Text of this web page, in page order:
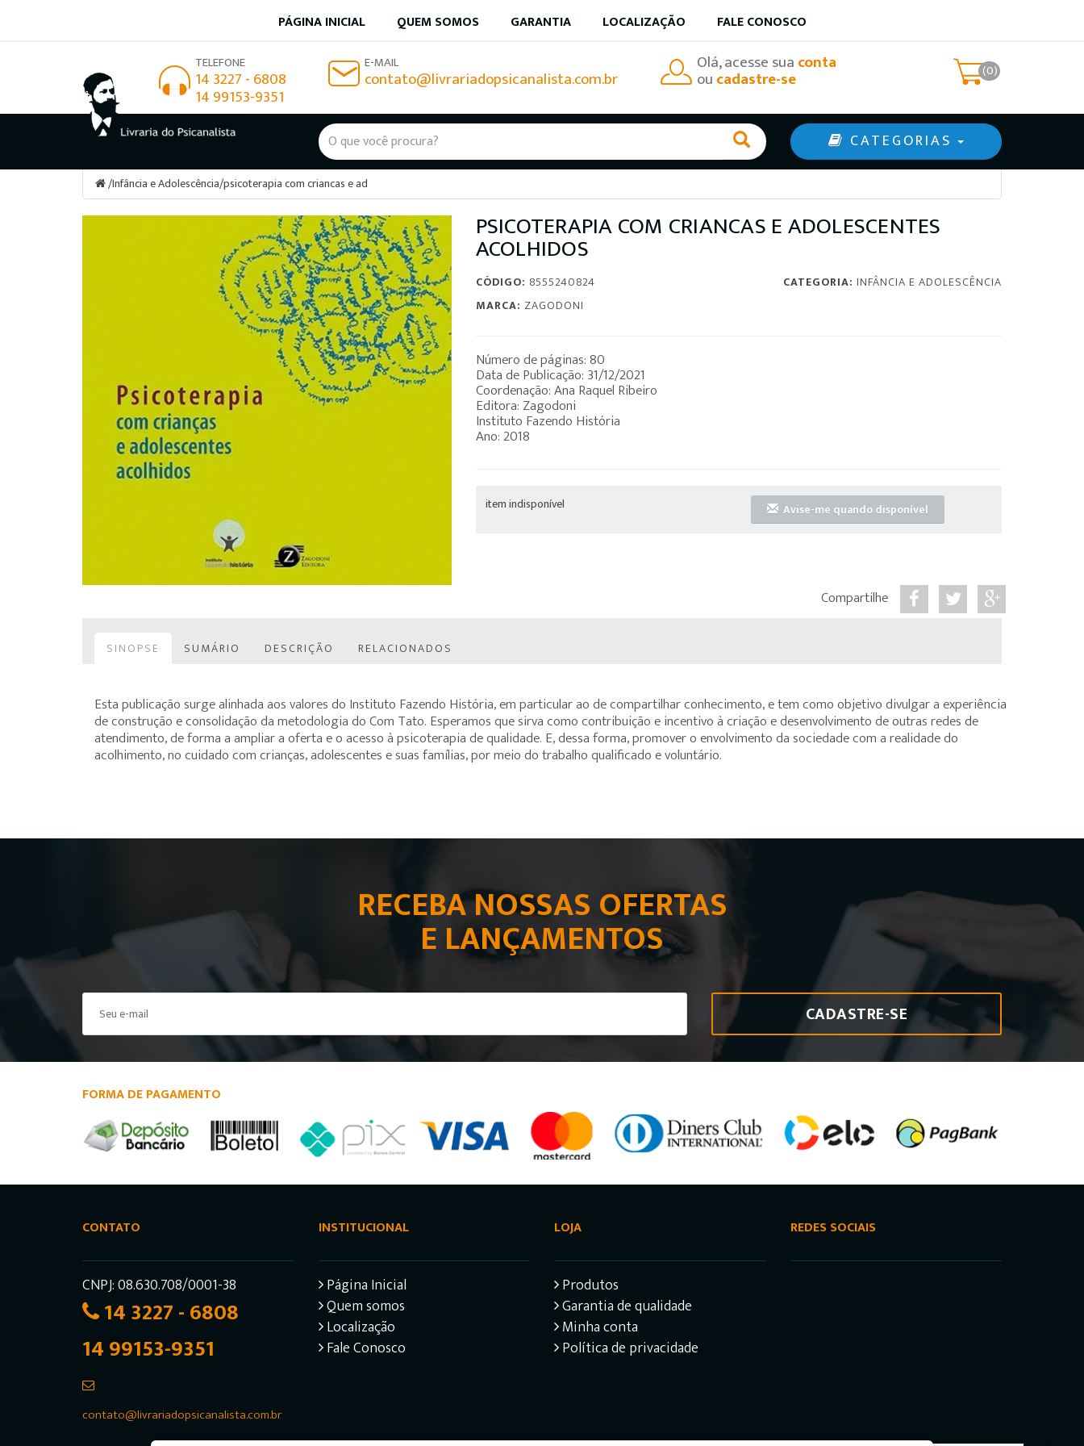
PÁGINA INICIAL QUEM SOMOS GARANTIA LOCALIZAÇÃO FALE CONOSCO
TELEFONE
14 3227 - 6808
14 99153-9351
E-MAIL
contato@livrariadopsicanalista.com.br
Olá, acesse suaconta
oucadastre-se (0)
CATEGORIAS
/Infância e Adolescência/psicoterapia com criancas e ad
PSICOTERAPIA COM CRIANCAS E ADOLESCENTES
ACOLHIDOS
CÓDIGO: 8555240824 CATEGORIA: INFÂNCIA E ADOLESCÊNCIA
MARCA: ZAGODONI
Número de páginas: 80
Data de Publicação: 31/12/2021
Coordenação: Ana Raquel Ribeiro
Editora: Zagodoni
Instituto Fazendo História
Ano: 2018
item indisponível Avise-me quando disponível
Compartilhe
SINOPSE SUMÁRIO DESCRIÇÃO RELACIONADOS
Esta publicação surge alinhada aos valores do Instituto Fazendo História, em particular ao de compartilhar conhecimento, e tem como objetivo divulgar a experiência
de construção e consolidação da metodologia do Com Tato. Esperamos que sirva como contribuição e incentivo à criação e desenvolvimento de outras redes de
atendimento, de forma a ampliar a oferta e o acesso à psicoterapia de qualidade. E, dessa forma, promover o envolvimento da sociedade com a realidade do
acolhimento, no cuidado com crianças, adolescentes e suas famílias, por meio do trabalho qualificado e voluntário.
RECEBA NOSSAS OFERTAS
E LANÇAMENTOS
CADASTRE-SE
FORMA DE PAGAMENTO
CONTATO
CNPJ: 08.630.708/0001-38
14 3227 - 6808
14 99153-9351
contato@livrariadopsicanalista.com.br
INSTITUCIONAL
Página Inicial
Quem somos
Localização
Fale Conosco
LOJA
Produtos
Garantia de qualidade
Minha conta
Política de privacidade
REDES SOCIAIS